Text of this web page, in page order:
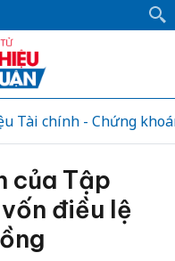
Tài chính - Chứng
của Tập
điều lệ